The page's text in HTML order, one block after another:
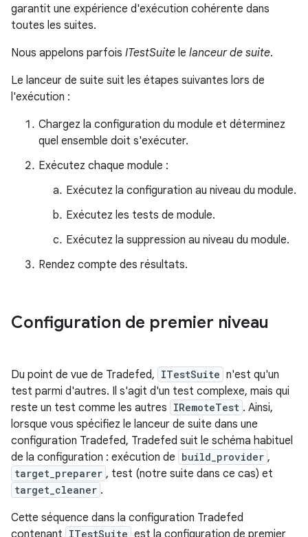
garantit une expérience d'exécution cohérente dans
toutes les suites.
Nous appelons parfois ITestSuite le lanceur de suite.
Le lanceur de suite suit les étapes suivantes lors de
l'exécution :
Chargez la configuration du module et déterminez
quel ensemble doit s'exécuter.
Exécutez chaque module :
Exécutez la configuration au niveau du module.
Exécutez les tests de module.
Exécutez la suppression au niveau du module.
Rendez compte des résultats.
Configuration de premier niveau
Du point de vue de Tradefed, ITestSuite n'est qu'un
test parmi d'autres. Il s'agit d'un test complexe, mais qui
reste un test comme les autres IRemoteTest . Ainsi,
lorsque vous spécifiez le lanceur de suite dans une
configuration Tradefed, Tradefed suit le schéma habituel
de la configuration : exécution de build_provider ,
target_preparer , test (notre suite dans ce cas) et
target_cleaner .
Cette séquence dans la configuration Tradefed
contenant ITestSuite est la configuration de premier